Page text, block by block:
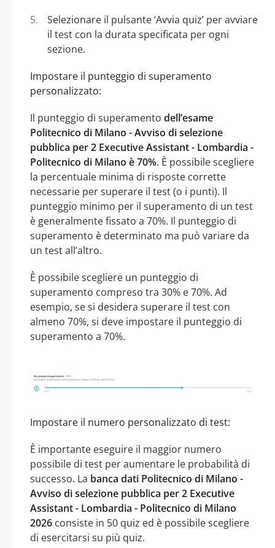
Selezionare il pulsante ‘Avvia quiz’ per avviare
il test con la durata specificata per ogni
sezione.
Impostare il punteggio di superamento
personalizzato:
Il punteggio di superamento dell’esame
Politecnico di Milano - Avviso di selezione
pubblica per 2 Executive Assistant - Lombardia -
Politecnico di Milano è 70%. È possibile scegliere
la percentuale minima di risposte corrette
necessarie per superare il test (o i punti). Il
punteggio minimo per il superamento di un test
è generalmente fissato a 70%. Il punteggio di
superamento è determinato ma può variare da
un test all’altro.
È possibile scegliere un punteggio di
superamento compreso tra 30% e 70%. Ad
esempio, se si desidera superare il test con
almeno 70%, si deve impostare il punteggio di
superamento a 70%.
Impostare il numero personalizzato di test:
È importante eseguire il maggior numero
possibile di test per aumentare le probabilità di
successo. La banca dati Politecnico di Milano -
Avviso di selezione pubblica per 2 Executive
Assistant - Lombardia - Politecnico di Milano
2026 consiste in 50 quiz ed è possibile scegliere
di esercitarsi su più quiz.